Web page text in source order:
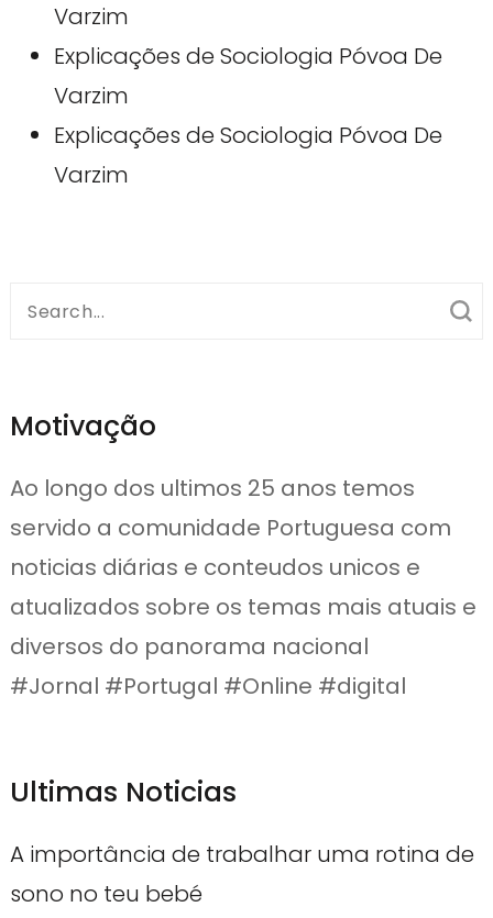
Varzim
Explicações de Sociologia Póvoa De
Varzim
Explicações de Sociologia Póvoa De
Varzim
Search
Motivação
Ao longo dos ultimos 25 anos temos
servido a comunidade Portuguesa com
noticias diárias e conteudos unicos e
atualizados sobre os temas mais atuais e
diversos do panorama nacional
#Jornal #Portugal #Online #digital
Ultimas Noticias
A importância de trabalhar uma rotina de
sono no teu bebé